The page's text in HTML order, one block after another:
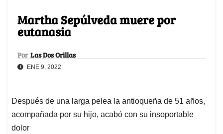
Martha Sepúlveda muere por
eutanasia
Por Las Dos Orillas
ENE 9, 2022
Después de una larga pelea la antioqueña de 51 años,
acompañada por su hijo, acabó con su insoportable
dolor